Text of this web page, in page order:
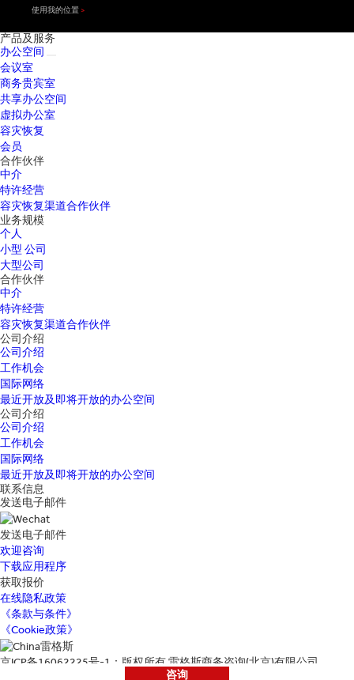
咨询
使用我的位置
产品及服务
办公空间
会议室
商务贵宾室
共享办公空间
虚拟办公室
容灾恢复
会员
合作伙伴
中介
特许经营
容灾恢复渠道合作伙伴
业务规模
个人
小型 公司
大型公司
合作伙伴
中介
特许经营
容灾恢复渠道合作伙伴
公司介绍
公司介绍
工作机会
国际网络
最近开放及即将开放的办公空间
公司介绍
公司介绍
工作机会
国际网络
最近开放及即将开放的办公空间
联系信息
发送电子邮件
发送电子邮件
欢迎咨询
下载应用程序
获取报价
在线隐私政策
《条款与条件》
《Cookie政策》
京ICP备16062225号-1：版权所有 雷格斯商务咨询(北京)有限公司